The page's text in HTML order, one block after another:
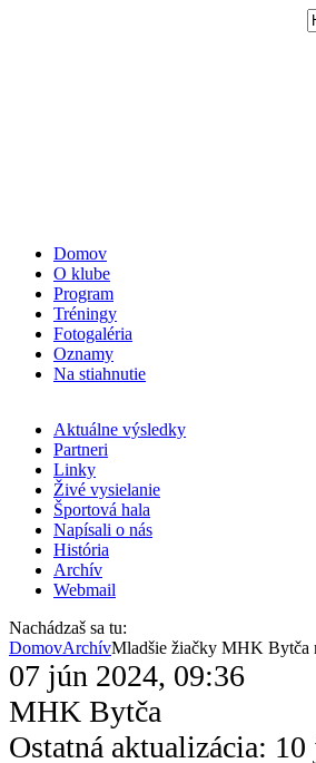
Domov
O klube
Program
Tréningy
Fotogaléria
Oznamy
Na stiahnutie
Aktuálne výsledky
Partneri
Linky
Živé vysielanie
Športová hala
Napísali o nás
História
Archív
Webmail
Nachádzaš sa tu:
DomovArchívMladšie žiačky MHK Bytča
07 jún 2024, 09:36
MHK Bytča
Ostatná aktualizácia: